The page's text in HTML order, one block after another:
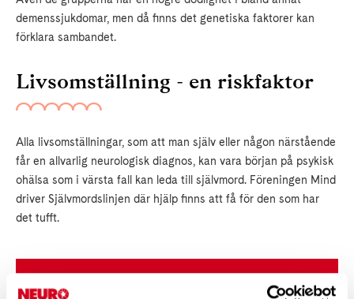
demenssjukdomar, men då finns det genetiska faktorer kan
förklara sambandet.
Livsomställning - en riskfaktor
Alla livsomställningar, som att man själv eller någon närstående
får en allvarlig neurologisk diagnos, kan vara början på psykisk
ohälsa som i värsta fall kan leda till självmord. Föreningen Mind
driver Självmordslinjen där hjälp finns att få för den som har
det tufft.
Självmordslinjen